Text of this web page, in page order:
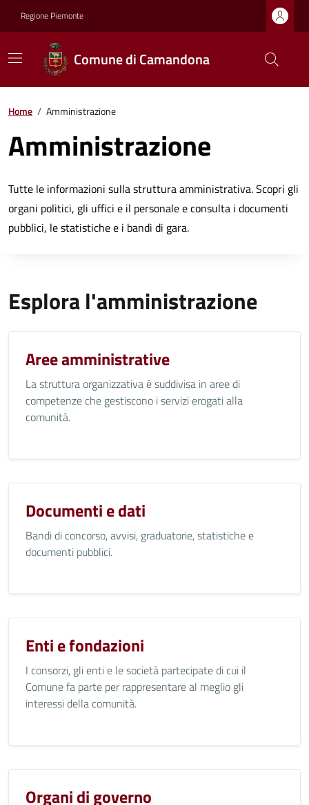
Regione Piemonte
Comune di Camandona
Home / Amministrazione
Amministrazione
Tutte le informazioni sulla struttura amministrativa. Scopri gli
organi politici, gli uffici e il personale e consulta i documenti
pubblici, le statistiche e i bandi di gara.
Esplora l'amministrazione
Aree amministrative
La struttura organizzativa è suddivisa in aree di
competenze che gestiscono i servizi erogati alla
comunità.
Documenti e dati
Bandi di concorso, avvisi, graduatorie, statistiche e
documenti pubblici.
Enti e fondazioni
I consorzi, gli enti e le società partecipate di cui il
Comune fa parte per rappresentare al meglio gli
interessi della comunità.
Organi di governo